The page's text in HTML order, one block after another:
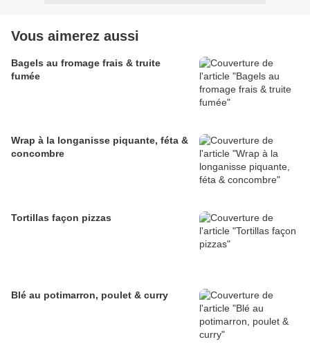
Vous aimerez aussi
Bagels au fromage frais & truite
fumée
Wrap à la longanisse piquante, féta &
concombre
Tortillas façon pizzas
Blé au potimarron, poulet & curry